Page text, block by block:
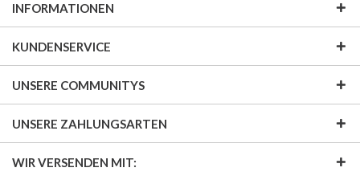
INFORMATIONEN
KUNDENSERVICE
UNSERE COMMUNITYS
UNSERE ZAHLUNGSARTEN
WIR VERSENDEN MIT: